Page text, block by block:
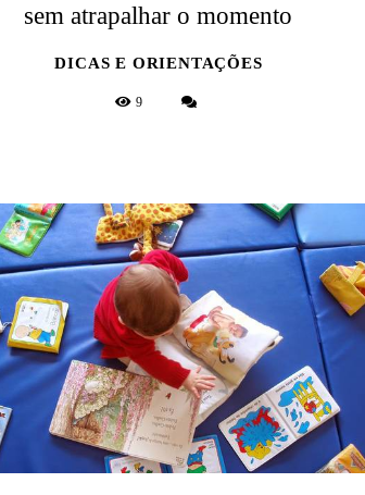
sem atrapalhar o momento
DICAS E ORIENTAÇÕES
9